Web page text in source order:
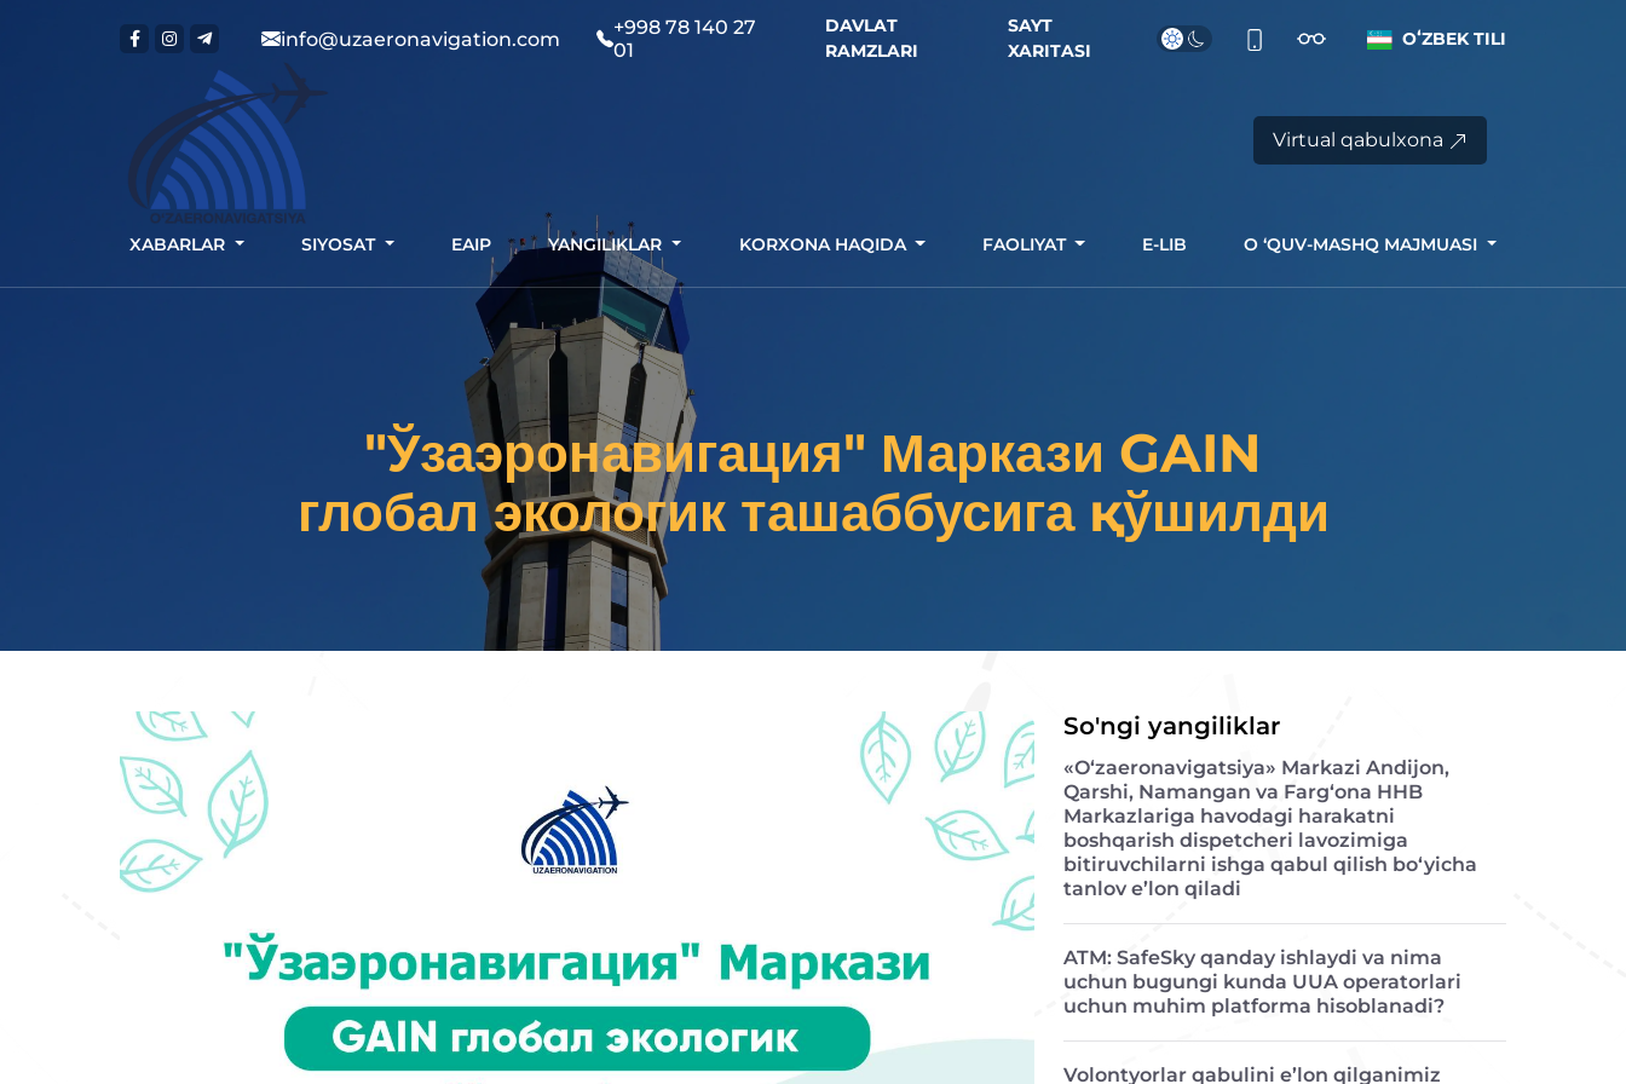
info@uzaeronavigation.com
+998 78 140 27
01
DAVLAT
RAMZLARI
SAYT
XARITASI
OʻZBEK TILI
Virtual qabulxona
XABARLAR SIYOSAT EAIP YANGILIKLAR KORXONA HAQIDA FAOLIYAT E-LIB O ‘QUV-MASHQ MAJMUASI
"Ўзаэронавигация" Маркази GAIN
глобал экологик ташаббусига қўшилди
So'ngi yangiliklar
«O‘zaeronavigatsiya» Markazi Andijon,
Qarshi, Namangan va Farg‘ona HHB
Markazlariga havodagi harakatni
boshqarish dispetcheri lavozimiga
bitiruvchilarni ishga qabul qilish bo‘yicha
tanlov e’lon qiladi
ATM: SafeSky qanday ishlaydi va nima
uchun bugungi kunda UUA operatorlari
uchun muhim platforma hisoblanadi?
Volontyorlar qabulini e’lon qilganimiz